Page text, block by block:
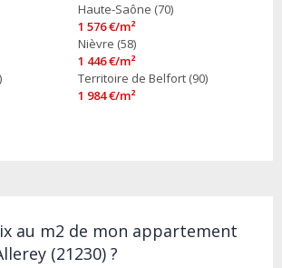
Haute-Saône (70)
1 576 €/m²
Nièvre (58)
1 446 €/m²
Territoire de Belfort (90)
1 984 €/m²
au m2 de mon appartement
(21230) ?